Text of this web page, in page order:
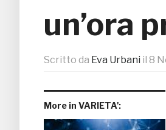
un’ora
Scritto da Eva Urbani il 8
More in VARIETA':